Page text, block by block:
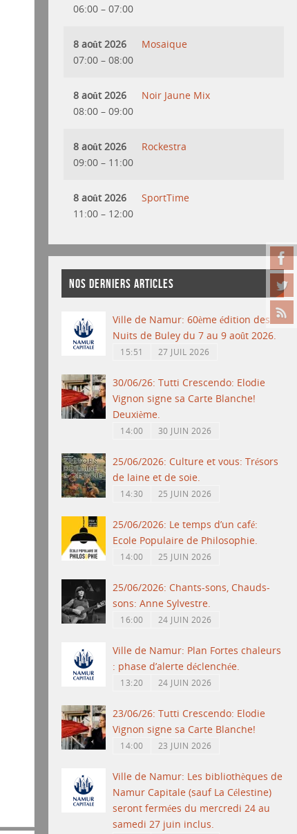
06:00 – 07:00
8 août 2026
07:00 – 08:00
Mosaique
8 août 2026
08:00 – 09:00
Noir Jaune Mix
8 août 2026
09:00 – 11:00
Rockestra
8 août 2026
11:00 – 12:00
SportTime
NOS DERNIERS ARTICLES
Ville de Namur: 60ème édition des
Nuits de Buley du 7 au 9 août 2026.
15:51 27 JUIL 2026
30/06/26: Tutti Crescendo: Elodie
Vignon signe sa Carte Blanche!
Deuxième.
14:00 30 JUIN 2026
25/06/2026: Culture et vous: Trésors
de laine et de soie.
14:30 25 JUIN 2026
25/06/2026: Le temps d’un café:
Ecole Populaire de Philosophie.
14:00 25 JUIN 2026
25/06/2026: Chants-sons, Chauds-
sons: Anne Sylvestre.
16:00 24 JUIN 2026
Ville de Namur: Plan Fortes chaleurs
: phase d’alerte déclenchée.
13:20 24 JUIN 2026
23/06/26: Tutti Crescendo: Elodie
Vignon signe sa Carte Blanche!
14:00 23 JUIN 2026
Ville de Namur: Les bibliothèques de
Namur Capitale (sauf La Célestine)
seront fermées du mercredi 24 au
samedi 27 juin inclus.